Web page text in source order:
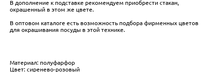
В дополнение к подставке рекомендуем приобрести стакан,
окрашенный в этом же цвете.
В оптовом каталоге есть возможность подбора фирменных цветов
для окрашивания посуды в этой технике.
Материал: полуфарфор
Цвет: сиренево-розовый